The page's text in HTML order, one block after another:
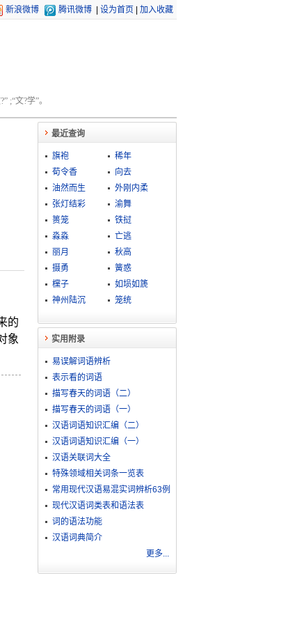
新浪微博 腾讯微博 设为首页 加入收藏
;“文?学”。
的
象
最近查询
旗袍
稀年
荀令香
向去
油然而生
外刚内柔
张灯结彩
渝舞
篑笼
铁挝
淼淼
亡逃
丽月
秋高
摄勇
簧惑
欓子
如埙如篪
神州陆沉
笼统
实用附录
易误解词语辨析
表示看的词语
描写春天的词语（二）
描写春天的词语（一）
汉语词语知识汇编（二）
汉语词语知识汇编（一）
汉语关联词大全
特殊领域相关词条一览表
常用现代汉语易混实词辨析63例
现代汉语词类表和语法表
词的语法功能
汉语词典简介
更多...